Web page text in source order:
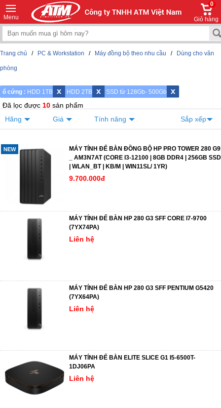
Menu
0
Giỏ hàng
Trang chủ / PC & Workstation / Máy đồng bộ theo nhu cầu / Dùng cho văn
phòng
ổ cứng : HDD 1TB x HDD 2TB x SSD từ 128Gb- 500Gb x
Đã lọc được 10 sản phẩm
Hãng
Giá Tính năng Sắp xếp
NEW
MÁY TÍNH ĐỂ BÀN ĐỒNG BỘ HP PRO TOWER 280 G9
_ AM3N7AT (CORE I3-12100 | 8GB DDR4 | 256GB SSD
| WLAN_BT | KB/M | WIN11SL/ 1YR)
9.700.000đ
MÁY TÍNH ĐỂ BÀN HP 280 G3 SFF CORE I7-9700
(7YX74PA)
Liên hệ
MÁY TÍNH ĐỂ BÀN HP 280 G3 SFF PENTIUM G5420
(7YX64PA)
Liên hệ
MÁY TÍNH ĐỂ BÀN ELITE SLICE G1 I5-6500T-
1DJ06PA
Liên hệ